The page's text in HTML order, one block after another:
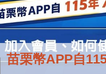
苗栗幣APP自